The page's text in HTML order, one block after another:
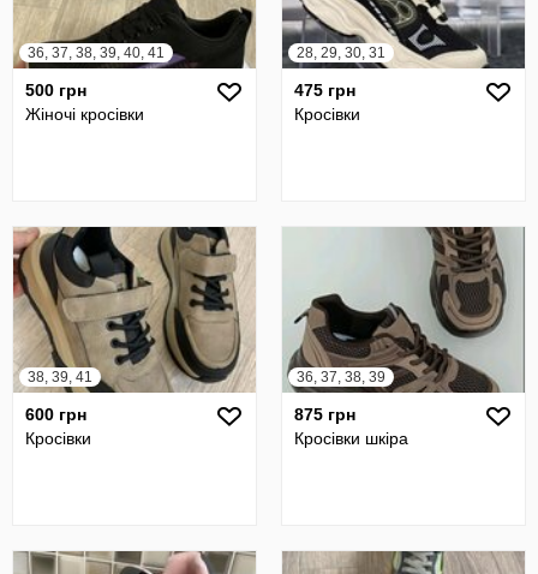
36, 37, 38, 39, 40, 41
500 грн
Жіночі кросівки
28, 29, 30, 31
475 грн
Кросівки
38, 39, 41
600 грн
Кросівки
36, 37, 38, 39
875 грн
Кросівки шкіра